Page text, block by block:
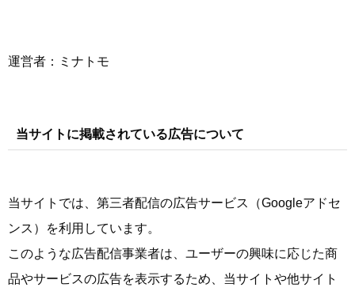
運営者：ミナトモ
当サイトに掲載されている広告について
当サイトでは、第三者配信の広告サービス（Googleアドセ
ンス）を利用しています。
このような広告配信事業者は、ユーザーの興味に応じた商
品やサービスの広告を表示するため、当サイトや他サイト